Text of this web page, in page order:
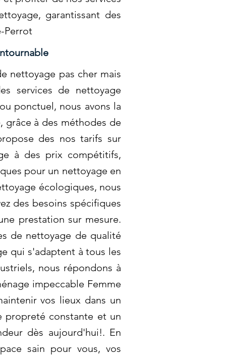
garantissant des
Perrot
nettoyage pas cher mais
services de nettoyage
ponctuel, nous avons la
à des méthodes de
des nos tarifs sur
à des prix compétitifs,
pour un nettoyage en
écologiques, nous
des besoins spécifiques
prestation sur mesure.
de nettoyage de qualité
qui s'adaptent à tous les
nous répondons à
impeccable Femme
vos lieux dans un
propreté constante et un
dès aujourd'hui!. En
sain pour vous, vos